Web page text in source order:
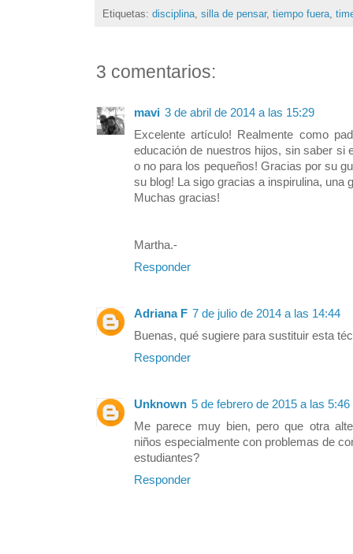
Etiquetas: disciplina silla de pensar, tiempo fuera
3 comentarios:
mavi 3 de abril de 2014 a las 15:29
Excelente artículo! Realmente como
educación de nuestros hijos, sin saber si
o no para los pequeños! Gracias por su
su blog! La sigo gracias a inspirulina, una
Muchas gracias!
Martha.-
Responder
Adriana F 7 de julio de 2014 a las 14:44
Buenas, qué sugiere para sustituir esta
Responder
Unknown 5 de febrero de 2015 a las 5:46
Me parece muy bien, pero que otra
niños especialmente con problemas de
estudiantes?
Responder